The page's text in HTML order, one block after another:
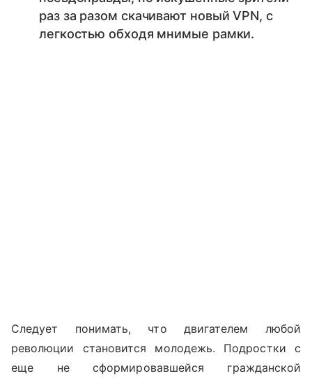
раз за разом скачивают новый VPN, с
легкостью обходя мнимые рамки.
Следует понимать, что двигателем любой
революции становится молодежь. Подростки с
еще не сформировавшейся гражданской